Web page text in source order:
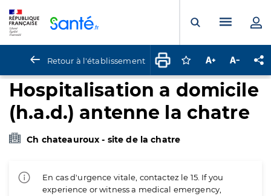
Ouvrir laMenu
Retour à l'établissement Connectez-vous
Augmenter la
Hospitalisation a domicile
(h.a.d.) antenne la chatre
Ch chateauroux - site de la chatre
En cas d'urgence vitale, contactez le 15. If you
experience or witness a medical emergency,